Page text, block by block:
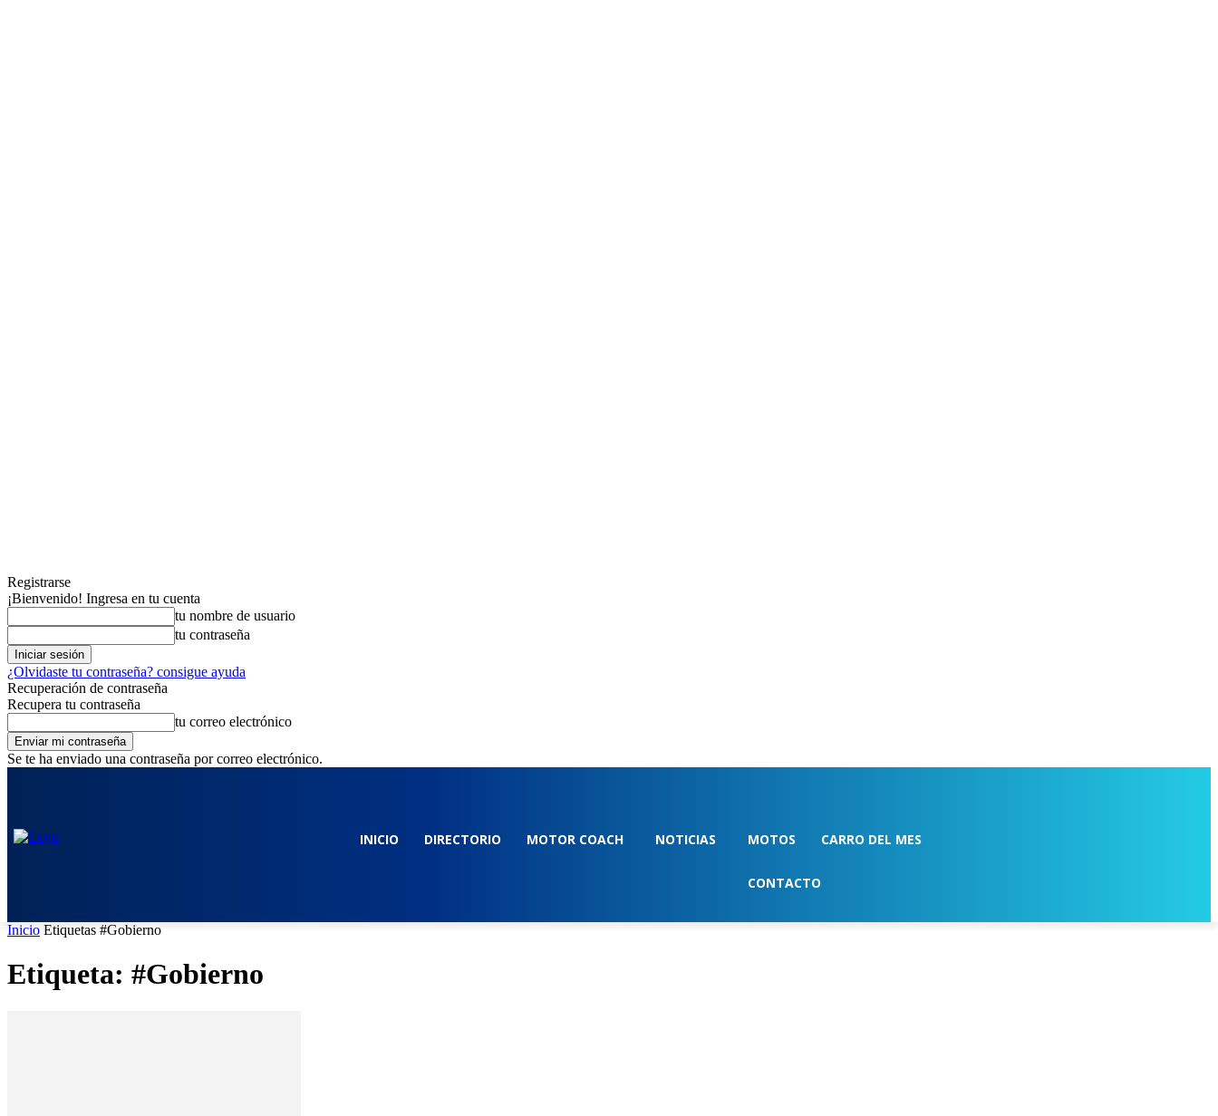
Registrarse
¡Bienvenido! Ingresa en tu cuenta
tu nombre de usuario
tu contraseña
¿Olvidaste tu contraseña? consigue ayuda
Recuperación de contraseña
Recupera tu contraseña
tu correo electrónico
Se te ha enviado una contraseña por correo electrónico.
INICIO DIRECTORIO MOTOR COACH NOTICIAS MOTOS CARRO DEL MES
CONTACTO
Inicio Etiquetas #Gobierno
Etiqueta: #Gobierno